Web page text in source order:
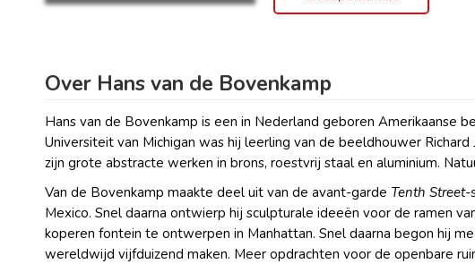
Over Hans van de Bovenkamp
Hans van de Bovenkamp is een in Nederland geboren Amerikaanse
Universiteit van Michigan was hij leerling van de beeldhouwer
zijn grote abstracte werken in brons, roestvrij staal en aluminium.
Van de Bovenkamp maakte deel uit van de avant-garde Tenth Street-
Mexico. Snel daarna ontwierp hij sculpturale ideeën voor de ramen
koperen fontein te ontwerpen in Manhattan. Snel daarna begon hij
wereldwijd vijfduizend maken. Meer opdrachten voor de openbare